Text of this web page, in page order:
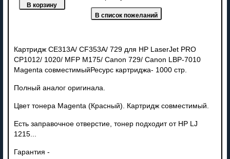
Картридж CE313A/ CF353A/ 729 для HP LaserJet PRO
CP1012/ 1020/ MFP M175/ Canon 729/ Canon LBP-7010
Magenta совместимыйРесурс картриджа- 1000 стр.
Полный аналог оригинала.
Цвет тонера Magenta (Красный). Картридж совместимый.
Есть заправочное отверстие, тонер подходит от НР LJ
1215...
Гарантия -